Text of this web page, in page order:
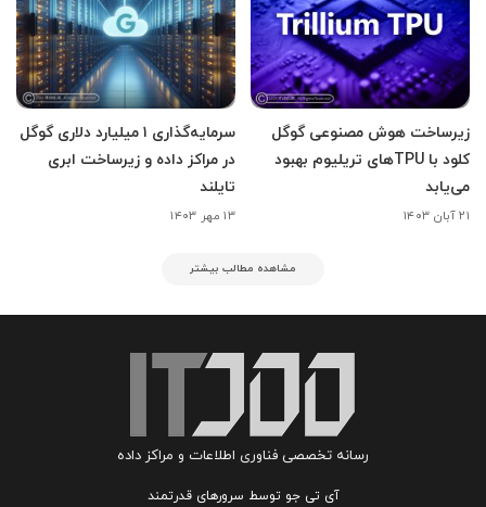
زیرساخت هوش مصنوعی گوگل
کلود با TPUهای تریلیوم بهبود
می‌یابد
۲۱ آبان ۱۴۰۳
سرمایه‌گذاری ۱ میلیارد دلاری گوگل
در مراکز داده و زیرساخت ابری
تایلند
۱۳ مهر ۱۴۰۳
مشاهده مطالب بیشتر
رسانه تخصصی فناوری اطلاعات و مراکز داده
آی تی جو توسط سرورهای قدرتمند